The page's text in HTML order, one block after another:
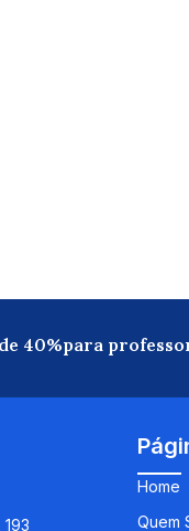
40%para
Home
Quem